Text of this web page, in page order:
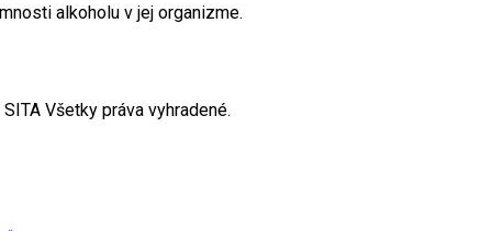
alkoholu v jej organizme.
Všetky práva vyhradené.